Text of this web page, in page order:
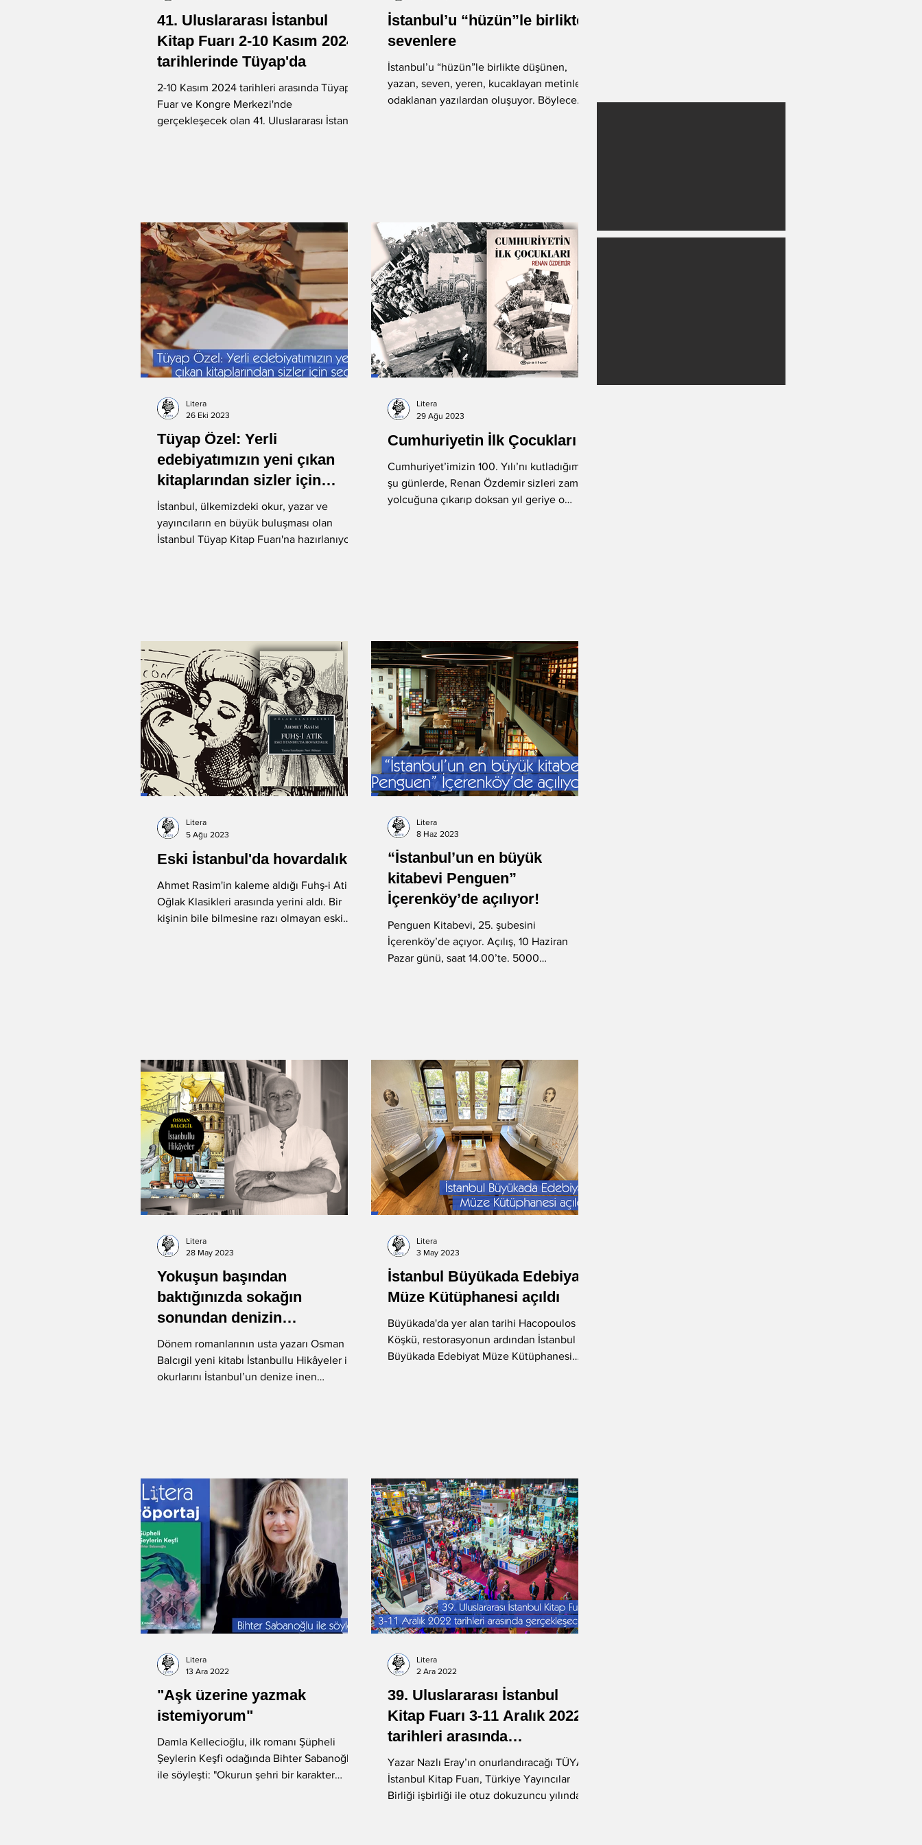
-Murat Gülsoy -Aysu Önen -Okan Okumuş -Nuray Önoğlu
-Aynur Kulak -Sibel Yükler -Fatih Balkış Öykü
41. Uluslararası İstanbul
Kitap Fuarı 2-10 Kasım 2024
tarihlerinde Tüyap'da
2-10 Kasım 2024 tarihleri arasında Tüyap
Fuar ve Kongre Merkezi'nde
gerçekleşecek olan 41. Uluslararası İstanbul
İstanbul’u “hüzün”le birlikte
sevenlere
İstanbul’u “hüzün”le birlikte düşünen,
yazan, seven, yeren, kucaklayan metinlere
odaklanan yazılardan oluşuyor. Böylece
Tüyap Özel: Yerli
edebiyatımızın yeni çıkan
kitaplarından sizler için
seçtik
İstanbul, ülkemizdeki okur, yazar ve
yayıncıların en büyük buluşması olan
İstanbul Tüyap Kitap Fuarı'na hazırlanıyor.
Litera
26 Eki 2023
Cumhuriyetin İlk Çocukları
Cumhuriyet’imizin 100. Yılı’nı kutladığımız
şu günlerde, Renan Özdemir sizleri zaman
yolcuğuna çıkarıp doksan yıl geriye o
Litera
29 Ağu 2023
Eski İstanbul'da hovardalık
Ahmet Rasim'in kaleme aldığı Fuhş-i Atik
Oğlak Klasikleri arasında yerini aldı. Bir
kişinin bile bilmesine razı olmayan eski
Litera
5 Ağu 2023
“İstanbul’un en büyük
kitabevi Penguen”
İçerenköy’de açılıyor!
Penguen Kitabevi, 25. şubesini
İçerenköy’de açıyor. Açılış, 10 Haziran
Pazar günü, saat 14.00’te. 5000
Litera
8 Haz 2023
Yokuşun başından
baktığınızda sokağın
sonundan denizin
göründüğü, iyot kokulu, tam
İstanbullu...
Dönem romanlarının usta yazarı Osman
Balcıgil yeni kitabı İstanbullu Hikâyeler ile
okurlarını İstanbul’un denize inen
Litera
28 May 2023
İstanbul Büyükada Edebiyat
Müze Kütüphanesi açıldı
Büyükada'da yer alan tarihi Hacopoulos
Köşkü, restorasyonun ardından İstanbul
Büyükada Edebiyat Müze Kütüphanesi
Litera
3 May 2023
"Aşk üzerine yazmak
istemiyorum"
Damla Kellecioğlu, ilk romanı Şüpheli
Şeylerin Keşfi odağında Bihter Sabanoğlu
ile söyleşti: "Okurun şehri bir karakter
Litera
13 Ara 2022
39. Uluslararası İstanbul
Kitap Fuarı 3-11 Aralık 2022
tarihleri arasında
kitapseverle buluşuyor
Yazar Nazlı Eray’ın onurlandıracağı TÜYAP
İstanbul Kitap Fuarı, Türkiye Yayıncılar
Birliği işbirliği ile otuz dokuzuncu yılında...
Litera
2 Ara 2022